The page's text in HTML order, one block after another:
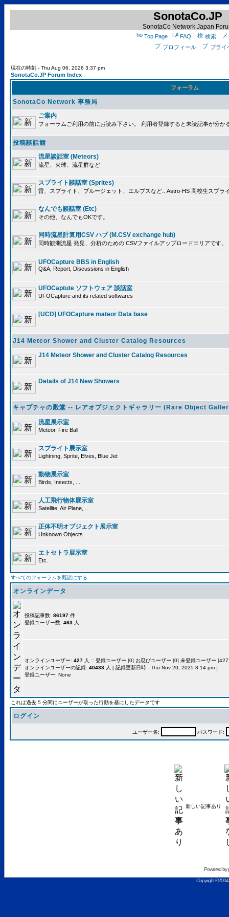
SonotaCo.JP
SonotaCo Network Japan
Top Page FAQ
検索
プロフィール
プライ
現在の時刻 - Thu Aug 06, 2026 3:37 pm
SonotaCo.JP Forum Index
フォーラム
SonotaCo Network 事務局
ご案内
フォーラムご利用の前にお読み下さい。 利用者登録すると未読記事が分か
投稿談話館
流星談話室 (Meteors)
流星、火球、流星群など
スプライト談話室 (Sprites)
雷、スプライト、ブルージェット、エルブスなど.. Astro-HS 高校生スプラ
なんでも談話室 (Etc)
その他、なんでもOKです。
同時流星計算用CSV ハブ (M.CSV exchange hub)
同時観測流星 発見、分析のための CSVファイルアップロードエリアです。
UFOCapture BBS in English
Q&A, Report, Discussions in English
UFOCaptute ソフトウェア 談話室
UFOCapture and its related softwares
[UCD] UFOCapture mateor Data base
J14 Meteor Shower and Cluster Catalog Resources
J14 Meteor Shower and Cluster Catalog Resources
Details of J14 New Showers
キャプチャの殿堂 -- レアオブジェクトギャラリー (Rare Object
流星展示室
Meteor, Fire Ball
スプライト展示室
Lightning, Sprite, Elves, Blue Jet
動物展示室
Birds, Insects, ....
人工飛行物体展示室
Satellite, Air Plane, ..
正体不明オブジェクト展示室
Unknown Objects
エトセトラ展示室
Etc.
すべてのフォーラムを既読にする
オンラインデータ
投稿記事数: 86197 件
登録ユーザー数: 463 人
オンラインユーザー: 427 人 :: 登録ユーザー [0] お忍びユーザー [0] 未登録ユーザー
オンラインユーザーの記録: 40433 人 [ 記録更新日時 - Thu Nov 20, 2025 8:14 pm ]
登録ユーザー: None
これは過去 5 分間にユーザーが取った行動を基にしたデータです
ログイン
ユーザー名: パスワード:
新しい記事あり
Powered by
Copyright ©2004